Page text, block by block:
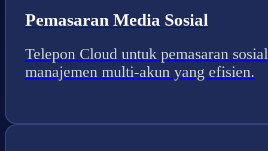
Pemasaran Media Sosial
Telepon Cloud untuk pemasaran
manajemen multi-akun yang efisien.